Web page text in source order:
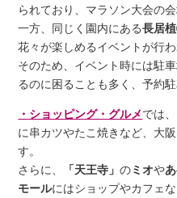
られており、マラソン大会の
一方、同じく園内にある長居
花々が楽しめるイベントが行わ
そのため、イベント時には駐
るのに困ることも多く、予約
・ショッピング・グルメでは、
に串カツやたこ焼きなど、大
す。
さらに、
「天王寺」のミオや
モールにはショップやカフェ